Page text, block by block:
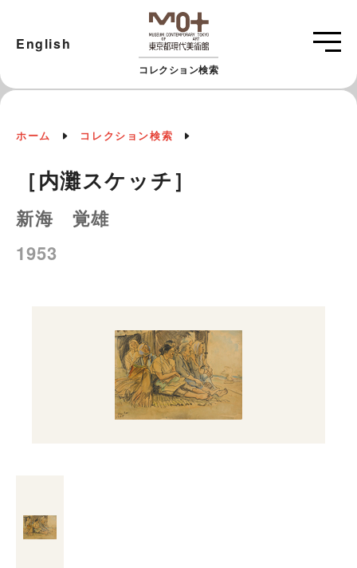
コレクション検索
English
ホーム コレクション検索
［内灘スケッチ］
新海 覚雄
1953